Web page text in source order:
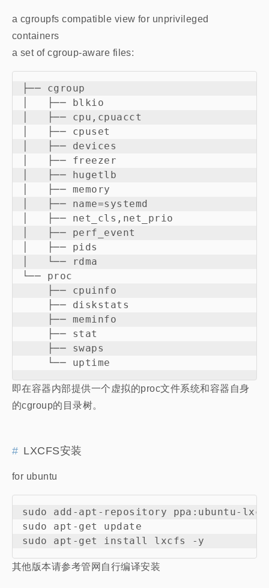
a cgroupfs compatible view for unprivileged
containers
a set of cgroup-aware files:
├── cgroup
│   ├── blkio
│   ├── cpu,cpuacct
│   ├── cpuset
│   ├── devices
│   ├── freezer
│   ├── hugetlb
│   ├── memory
│   ├── name=systemd
│   ├── net_cls,net_prio
│   ├── perf_event
│   ├── pids
│   └── rdma
└── proc
    ├── cpuinfo
    ├── diskstats
    ├── meminfo
    ├── stat
    ├── swaps
即在容器内部提供一个虚拟的proc文件系统和容器自身
的cgroup的目录树。
LXCFS安装
for ubuntu
sudo add-apt-repository ppa:ubuntu-
sudo apt-get update
其他版本请参考管网自行编译安装